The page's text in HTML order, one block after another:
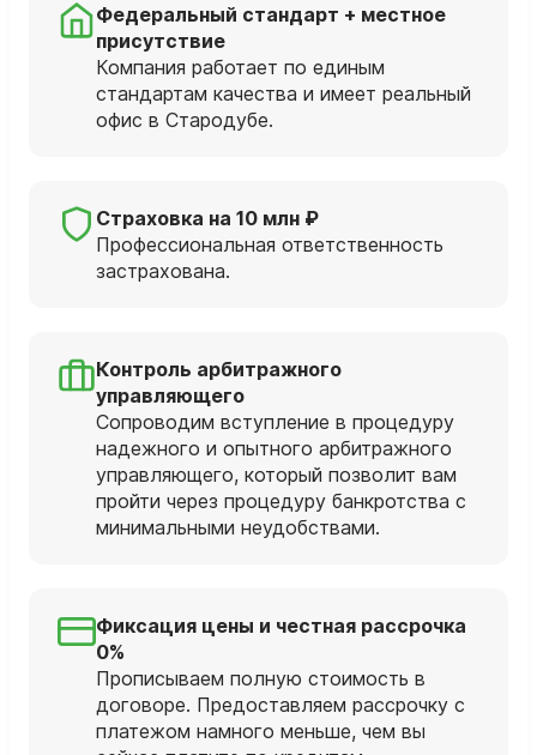
Федеральный стандарт + местное
присутствие
Компания работает по единым
стандартам качества и имеет реальный
офис в Стародубе.
Страховка на 10 млн ₽
Профессиональная ответственность
застрахована.
Контроль арбитражного
управляющего
Сопроводим вступление в процедуру
надежного и опытного арбитражного
управляющего, который позволит вам
пройти через процедуру банкротства с
минимальными неудобствами.
Фиксация цены и честная рассрочка
0%
Прописываем полную стоимость в
договоре. Предоставляем рассрочку с
платежом намного меньше, чем вы